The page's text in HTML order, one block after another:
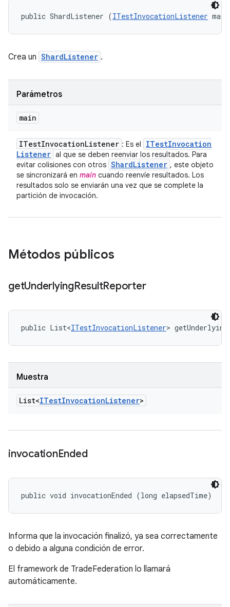
public ShardListener (ITestInvocationListener
Crea un ShardListener .
Parámetros
main
ITestInvocationListener : Es el ITestInvocation
Listener al que se deben reenviar los resultados. Para
evitar colisiones con otros ShardListener , este objeto
se sincronizará en main cuando reenvíe resultados. Los
resultados solo se enviarán una vez que se complete la
partición de invocación.
Métodos públicos
getUnderlyingResultReporter
public List<ITestInvocationListener>
Muestra
List<ITestInvocationListener>
invocationEnded
public void invocationEnded (long elapsedTime)
Informa que la invocación finalizó, ya sea correctamente
o debido a alguna condición de error.
El framework de TradeFederation lo llamará
automáticamente.